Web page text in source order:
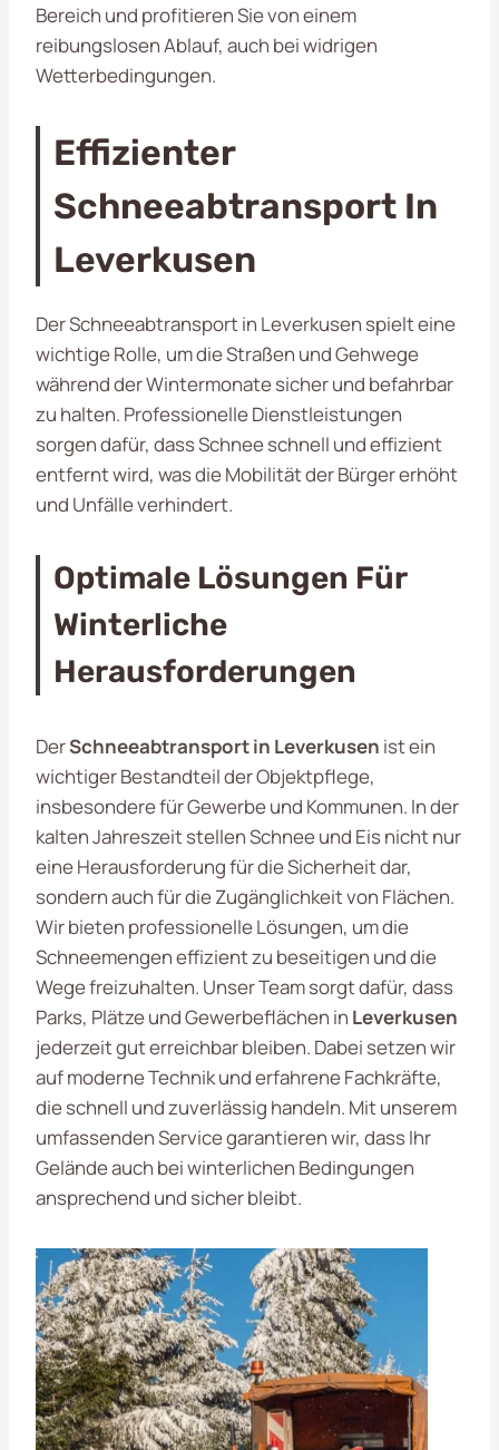
Bereich und profitieren Sie von einem
reibungslosen Ablauf, auch bei widrigen
Wetterbedingungen.
Effizienter
Schneeabtransport In
Leverkusen
Der Schneeabtransport in Leverkusen spielt eine
wichtige Rolle, um die Straßen und Gehwege
während der Wintermonate sicher und befahrbar
zu halten. Professionelle Dienstleistungen
sorgen dafür, dass Schnee schnell und effizient
entfernt wird, was die Mobilität der Bürger erhöht
und Unfälle verhindert.
Optimale Lösungen Für
Winterliche
Herausforderungen
DerSchneeabtransport in Leverkusen ist ein
wichtiger Bestandteil der Objektpflege,
insbesondere für Gewerbe und Kommunen. In der
kalten Jahreszeit stellen Schnee und Eis nicht nur
eine Herausforderung für die Sicherheit dar,
sondern auch für die Zugänglichkeit von Flächen.
Wir bieten professionelle Lösungen, um die
Schneemengen effizient zu beseitigen und die
Wege freizuhalten. Unser Team sorgt dafür, dass
Parks, Plätze und Gewerbeflächen in Leverkusen
jederzeit gut erreichbar bleiben. Dabei setzen wir
auf moderne Technik und erfahrene Fachkräfte,
die schnell und zuverlässig handeln. Mit unserem
umfassenden Service garantieren wir, dass Ihr
Gelände auch bei winterlichen Bedingungen
ansprechend und sicher bleibt.